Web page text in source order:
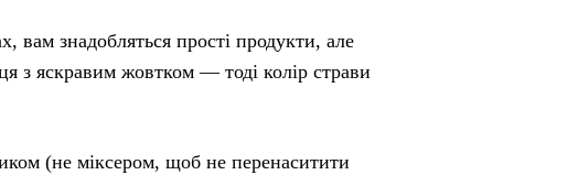
знадобляться прості продукти, але
з яскравим жовтком — тоді колір страви
(не міксером, щоб не перенаситити